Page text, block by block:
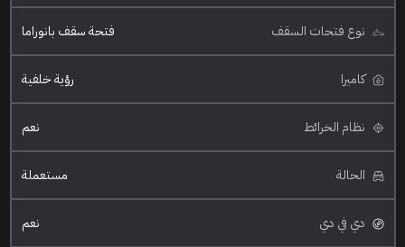
نوع فتحات السقف فتحة سقف بانوراما
كاميرا رؤية خلفية
نظام الخرائط نعم
الحالة مستعملة
دي في دي نعم